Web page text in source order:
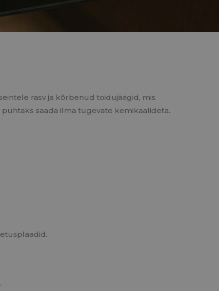
rasv ja kõrbenud toidujäägid, mis
saada ilma tugevate kemikaalideta.